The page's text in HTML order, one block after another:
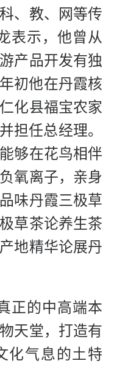
、教、网等传
表示，他曾从
产品开发有独
初他在丹霞核
化县福宝农家
担任总经理。
够在花鸟相伴
氧离子，亲身
味丹霞三极草
草茶论养生茶
地精华论展丹
正的中高端本
天堂，打造有
化气息的土特